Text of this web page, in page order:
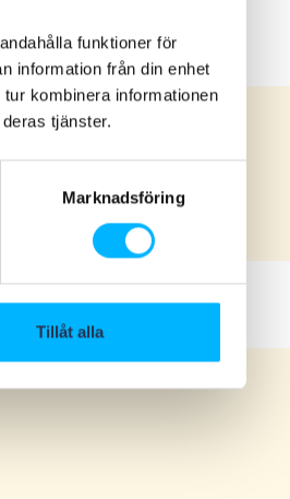
funktioner för
information från din enhet
kombinera informationen
tjänster.
Marknadsföring
Tillåt alla
Der Tivoli-Grill